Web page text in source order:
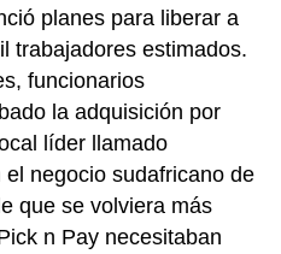
planes para liberar a
trabajadores estimados.
funcionarios
la adquisición por
líder llamado
negocio sudafricano de
que se volviera más
n Pay necesitaban